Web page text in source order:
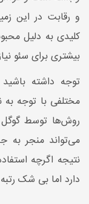
و رقابت در این
کلیدی به دلیل
بیشتری برای سئو
توجه داشته
مختلفی با توجه به
روش‌ها توسط گوگل
می‌تواند منجر به
نتیجه اگرچه
دارد اما بی شک